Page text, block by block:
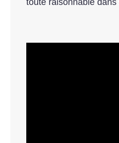
toute raisonnable